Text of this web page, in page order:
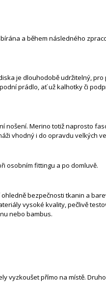
a během následného
je dlouhodobě udržitelný,
prádlo, ať už kalhotky či
nošení. Merino totiž naprosto
vhodný i do opravdu velkých
osobním fittingu a po domluvě.
bezpečnosti tkanin a
vysoké kvality, pečlivě
nebo bambus.
vyzkoušet přímo na místě.